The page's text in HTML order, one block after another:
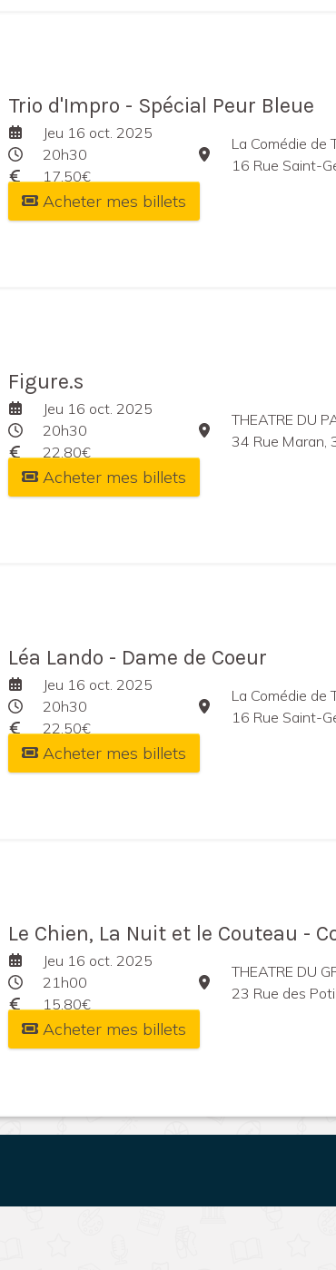
Trio d'Impro - Spécial Peur Bleue
Jeu 16 oct. 2025
20h30
17,50€
La Comédie de
16 Rue Saint-
Acheter mes billets
Figure.s
Jeu 16 oct. 2025
20h30
22,80€
THEATRE DU
34 Rue Maran,
Acheter mes billets
Léa Lando - Dame de Coeur
Jeu 16 oct. 2025
20h30
22,50€
La Comédie de
16 Rue Saint-
Acheter mes billets
Le Chien, La Nuit et le Couteau -
Jeu 16 oct. 2025
21h00
15,80€
THEATRE DU
23 Rue des
Acheter mes billets